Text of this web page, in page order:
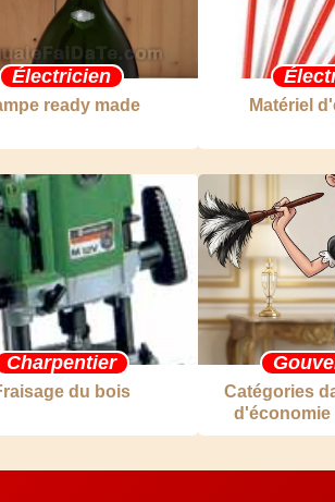
Électricien
ready made Matériel
Charpentier
du bois
Catégories
d'économie